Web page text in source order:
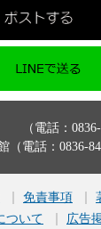
電話：0836-
電話：0836-84-
免責事項
ついて
広告